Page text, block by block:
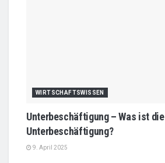
WIRTSCHAFTSWISSEN
Unterbeschäftigung – Was ist die
Unterbeschäftigung?
9. April 2025